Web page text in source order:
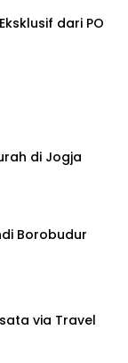
dari PO
di Jogja
Borobudur
via Travel